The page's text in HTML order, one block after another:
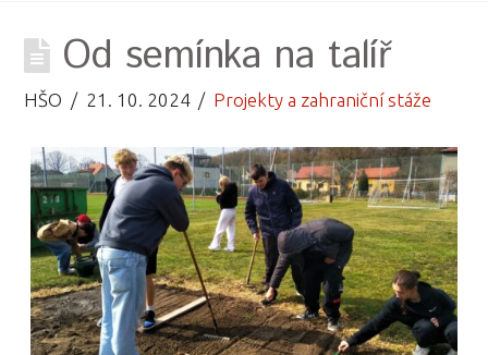
Od semínka na talíř
HŠO 21. 10. 2024 Projekty a zahraniční stáže